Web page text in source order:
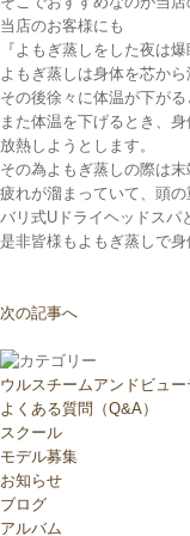
当店のお客様にも
『よもぎ蒸しをした夜は
よもぎ蒸しは身体を芯から
その後徐々に体温が下が
また体温を下げるとき、
放熱しようとします。
その為よもぎ蒸しの際は
疲れが溜まっていて、頭
バリ式Uドライヘッドス
是非皆様もよもぎ蒸しで
次の記事へ
ウルスチームアンドビュー
よくある質問（Q&A）
スクール
モデル募集
お知らせ
ブログ
アルバム